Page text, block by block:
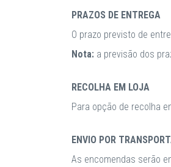
PRAZOS DE ENTREGA
O prazo previsto de
Nota: a previsão dos
RECOLHA EM LOJA
Para opção de recolha
ENVIO POR
As encomendas serão